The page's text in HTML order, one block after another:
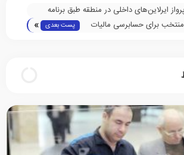
پرواز ایرلاین‌های داخلی در منطقه طبق برنامه
انجام می‌شود/ وجه بلیت‌های استفاده نشده
برای حسابرسی مالیات
پست بعدی »